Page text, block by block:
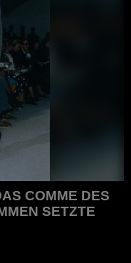
COMME DES
SETZTE